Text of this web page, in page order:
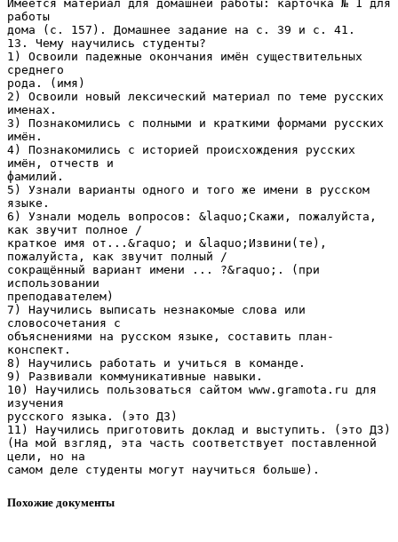
Имеется материал для домашней работы: карточка № 1 для
работы
дома (с. 157). Домашнее задание на с. 39 и с. 41.
13. Чему научились студенты?
1) Освоили падежные окончания имён существительных
среднего
рода. (имя)
2) Освоили новый лексический материал по теме русских
именах.
3) Познакомились с полными и краткими формами русских
имён.
4) Познакомились с историей происхождения русских
имён, отчеств и
фамилий.
5) Узнали варианты одного и того же имени в русском
языке.
6) Узнали модель вопросов: &laquo;Скажи, пожалуйста,
как звучит полное /
краткое имя от...&raquo; и &laquo;Извини(те),
пожалуйста, как звучит полный /
сокращённый вариант имени ... ?&raquo;. (при
использовании
преподавателем)
7) Научились выписать незнакомые слова или
словосочетания с
объяснениями на русском языке, составить план-
конспект.
8) Научились работать и учиться в команде.
9) Развивали коммуникативные навыки.
10) Научились пользоваться сайтом www.gramota.ru для
изучения
русского языка. (это ДЗ)
11) Научились приготовить доклад и выступить. (это ДЗ)
(На мой взгляд, эта часть соответствует поставленной
цели, но на
Похожие документы